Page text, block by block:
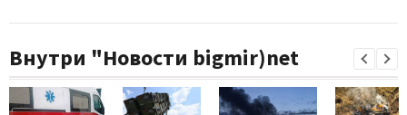
Внутри "Новости bigmir)net